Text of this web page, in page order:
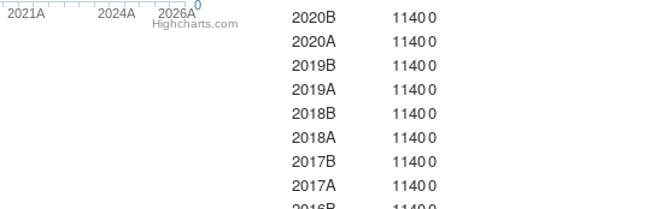
2021A 2024A 2026A
0
Highcharts.com
2020B
11400
2020A
11400
2019B
11400
2019A
11400
2018B
11400
2018A
11400
2017B
11400
2017A
11400